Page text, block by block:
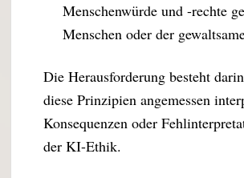
Menschenwürde und -rechte
Menschen oder der
Die Herausforderung besteht
diese Prinzipien angemessen
Konsequenzen oder
der KI-Ethik.